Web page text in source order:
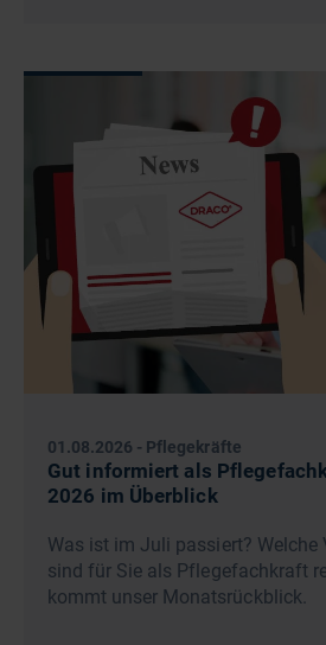
01.08.2026 - Pflegekräfte
Gut informiert als
2026 im Überblick
Was ist im Juli passiert? Welche
sind für Sie als Pflegefachkraft
kommt unser Monatsrückblick.